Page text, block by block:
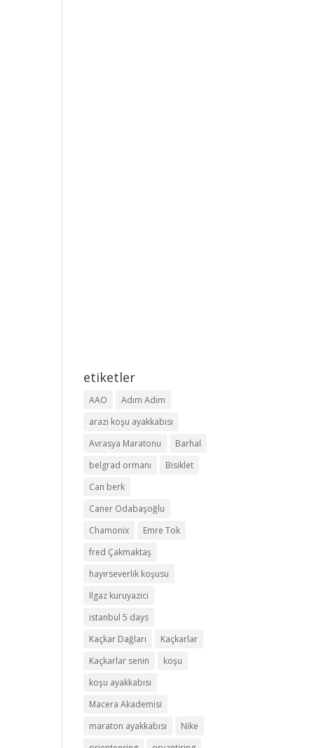
etiketler
AAO
Adım Adım
arazi koşu ayakkabısı
Avrasya Maratonu
Barhal
belgrad ormanı
Bisiklet
Can berk
Caner Odabaşoğlu
Chamonix
Emre Tok
fred Çakmaktaş
hayırseverlik koşusu
Ilgaz kuruyazici
istanbul 5 days
Kaçkar Dağları
Kaçkarlar
Kaçkarlar senin
koşu
koşu ayakkabısı
Macera Akademisi
maraton ayakkabısı
Nike